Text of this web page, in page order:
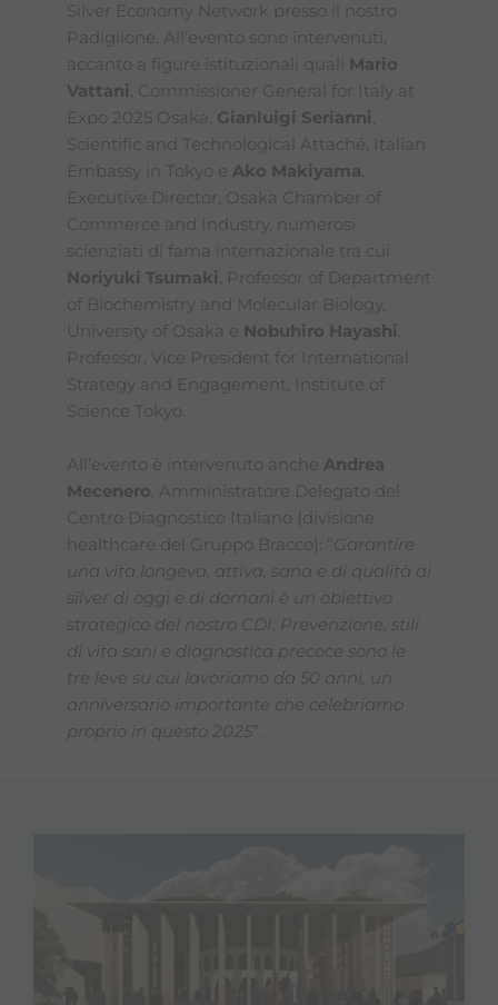
Silver Economy Network presso il nostro
Padiglione. All’evento sono intervenuti,
accanto a figure istituzionali quali
Mario
Vattani, Commissioner General for Italy at
Expo 2025 Osaka, Gianluigi Serianni,
Scientific and Technological Attaché, Italian
Embassy in Tokyo e Ako Makiyama,
Executive Director, Osaka Chamber of
Commerce and Industry, numerosi
scienziati di fama internazionale tra cui
Noriyuki Tsumaki, Professor of Department
of Biochemistry and Molecular Biology,
University of Osaka e Nobuhiro Hayashi,
Professor, Vice President for International
Strategy and Engagement, Institute of
Science Tokyo.
All’evento è intervenuto anche Andrea
Mecenero, Amministratore Delegato del
Centro Diagnostico Italiano (divisione
healthcare del Gruppo Bracco): “ Garantire
una vita longeva, attiva, sana e di qualità ai
silver di oggi e di domani è un obiettivo
strategico del nostro CDI. Prevenzione, stili
di vita sani e diagnostica precoce sono le
tre leve su cui lavoriamo da 50 anni, un
anniversario importante che celebriamo
proprio in questo 2025”.